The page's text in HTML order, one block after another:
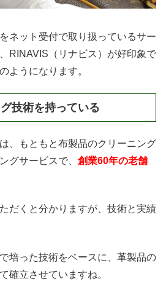
ネット受付で取り扱っているサー
RINAVIS（リナビス）が好印象で
ようになります。
技術を持っている
、もともと布製品のクリーニング
グサービスで、 創業60年の老舗
だくと分かりますが、技術と実績
培った技術をベースに、革製品の
確立させていますね。